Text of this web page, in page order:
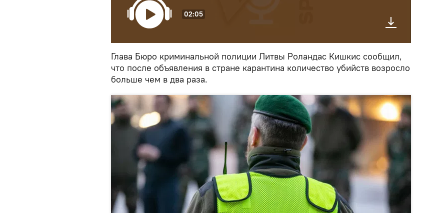
02:05
Глава Бюро криминальной полиции Литвы Роландас Кишкис сообщил,
что после объявления в стране карантина количество убийств возросло
больше чем в два раза.